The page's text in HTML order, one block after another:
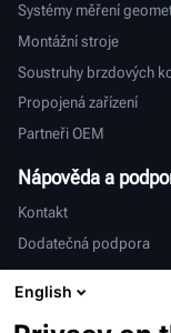
Systémy měření
Montážní stroje
Soustruhy brzdových
Propojená zařízení
Partneři OEM
Nápověda a
Kontakt
Dodatečná podpora
Mezinárodní
Prodej a servis
English